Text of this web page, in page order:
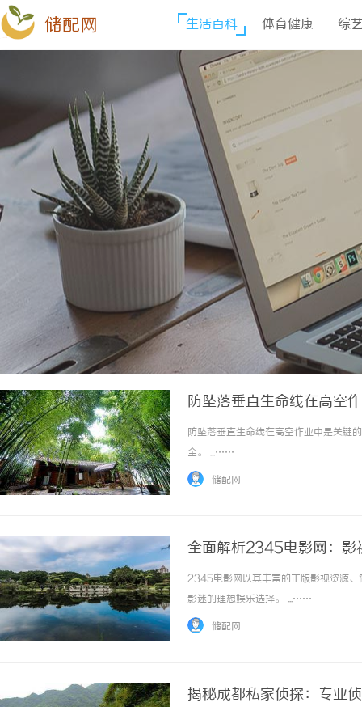
储配网 生活百科 体育健康 综
防坠落垂直生命线在高空
防坠落垂直生命线在高空作业中是关键
全。 ...……
储配网
全面解析2345电影网：影
2345电影网以其丰富的正版影视资源、
影迷的理想娱乐选择。 ...……
储配网
揭秘成都私家侦探：专业